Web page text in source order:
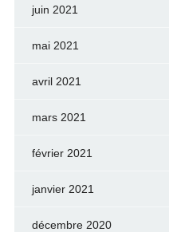
juin 2021
mai 2021
avril 2021
mars 2021
février 2021
janvier 2021
décembre 2020